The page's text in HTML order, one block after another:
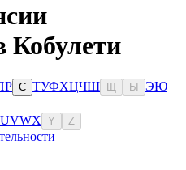
Кобулети
Р С ТУФХЦЧШ Ы ЭЮ
UVWX Y Z